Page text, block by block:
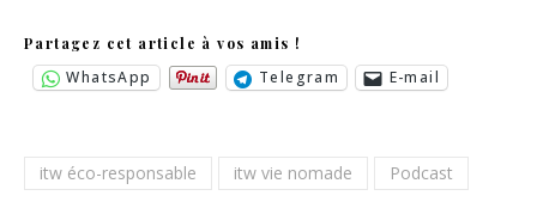
Partagez cet article à vos amis !
WhatsApp Telegram E-mail
itw éco-responsable itw vie nomade Podcast